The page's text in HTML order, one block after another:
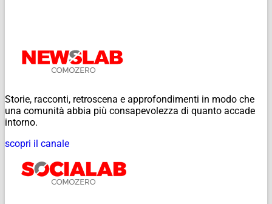
Storie, racconti, retroscena e approfondimenti in modo che
una comunità abbia più consapevolezza di quanto accade
intorno.
scopri il canale